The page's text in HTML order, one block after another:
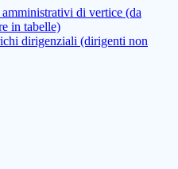
di vertice (da
in tabelle)
dirigenziali (dirigenti non